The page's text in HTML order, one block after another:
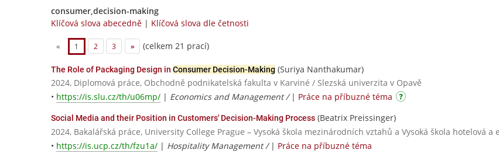
consumer,decision-making
Klíčová slova abecedně | Klíčová slova dle četnosti
« 1 2 3 » (celkem 21 prací)
The Role of Packaging Design in Consumer Decision-Making (Suriya Nanthakumar)
2024, Diplomová práce, Obchodně podnikatelská fakulta v Karviné / Slezská univerzita v Opavě
• https://is.slu.cz/th/u06mp/ | Economics and Management / | Práce na příbuzné téma
Social Media and their Position in Customers' Decision-Making Process (Beatrix Preissinger)
2024, Bakalářská práce, University College Prague – Vysoká škola mezinárodních vztahů a Vysoká škola hotelová a
• https://is.ucp.cz/th/fzu1a/ | Hospitality Management / | Práce na příbuzné téma